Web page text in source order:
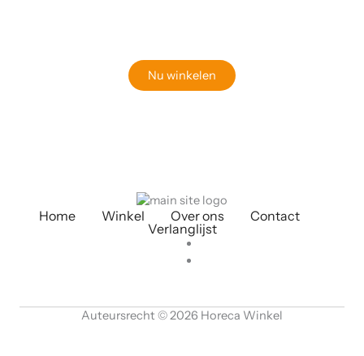
Nu winkelen
Home Winkel Over ons
Contact
Verlanglijst
Auteursrecht © 2026 Horeca Winkel